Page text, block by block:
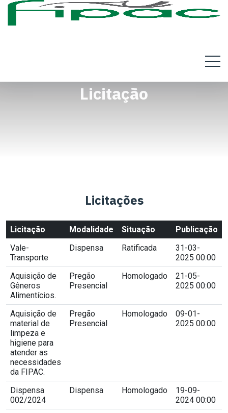
Licitação
Licitações
Licitação Modalidade Situação Publicação
Vale-
Transporte
Dispensa Ratificada
31-03-
2025 00:00
Aquisição de
Gêneros
Alimentícios.
Pregão
Presencial
Homologado
21-05-
2025 00:00
Aquisição de
material de
limpeza e
higiene para
atender as
necessidades
da FIPAC.
Pregão
Presencial
Homologado
09-01-
2025 00:00
Dispensa
002/2024
Dispensa Homologado
19-09-
2024 00:00